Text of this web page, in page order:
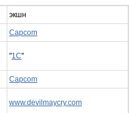
экшн
Capcom
"1C"
Capcom
www.devilmaycry.com